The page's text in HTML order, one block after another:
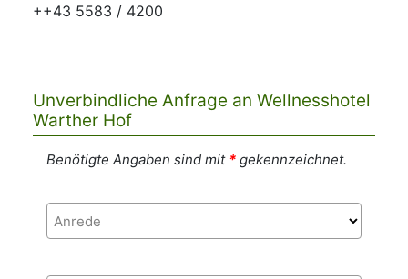
++43 5583 / 4200
Unverbindliche Anfrage an Wellnesshotel
Warther Hof
Benötigte Angaben sind mit *gekennzeichnet.
Anrede